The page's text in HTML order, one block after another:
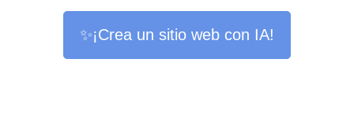
✨¡Crea un sitio web con IA!